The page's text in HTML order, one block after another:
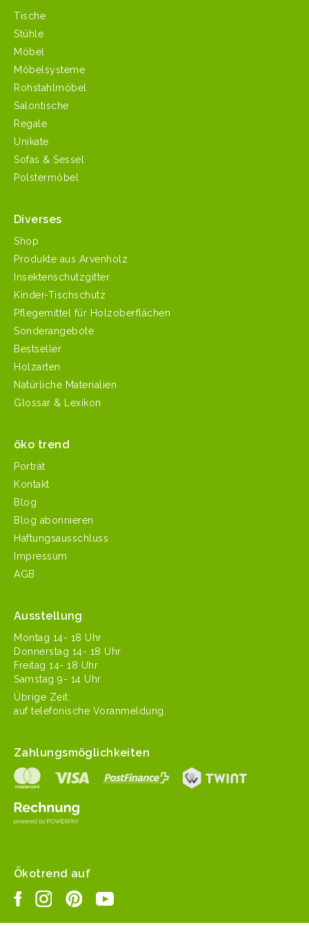
Tische
Stühle
Möbel
Möbelsysteme
Rohstahlmöbel
Salontische
Regale
Unikate
Sofas & Sessel
Polstermöbel
Diverses
Shop
Produkte aus Arvenholz
Insektenschutzgitter
Kinder-Tischschutz
Pflegemittel für Holzoberflächen
Sonderangebote
Bestseller
Holzarten
Natürliche Materialien
Glossar & Lexikon
öko trend
Porträt
Kontakt
Blog
Blog abonnieren
Haftungsausschluss
Impressum
AGB
Ausstellung
Mon­tag 14- 18 Uhr
Don­ner­stag 14- 18 Uhr
Fre­itag 14- 18 Uhr
Sam­stag 9- 14 Uhr
Übrige Zeit:
auf tele­fonis­che Voranmeldung.
Zahlungsmöglichkeiten
Ökotrend auf